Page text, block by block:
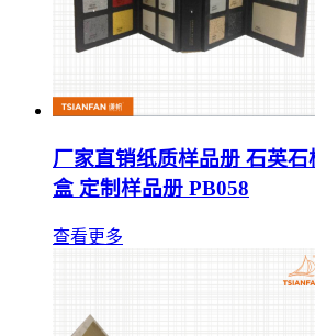
厂家直销纸质样品册 石英
盒 定制样品册 PB058
查看更多